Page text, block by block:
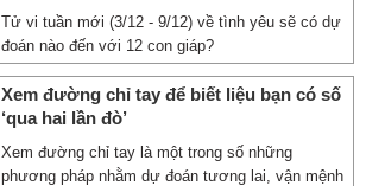
Tử vi tuần mới (3/12 - 9/12) về tình yêu sẽ có dự
đoán nào đến với 12 con giáp?
Xem đường chỉ tay để biết liệu bạn có số
‘qua hai lần đò’
Xem đường chỉ tay là một trong số những
phương pháp nhằm dự đoán tương lai, vận mệnh